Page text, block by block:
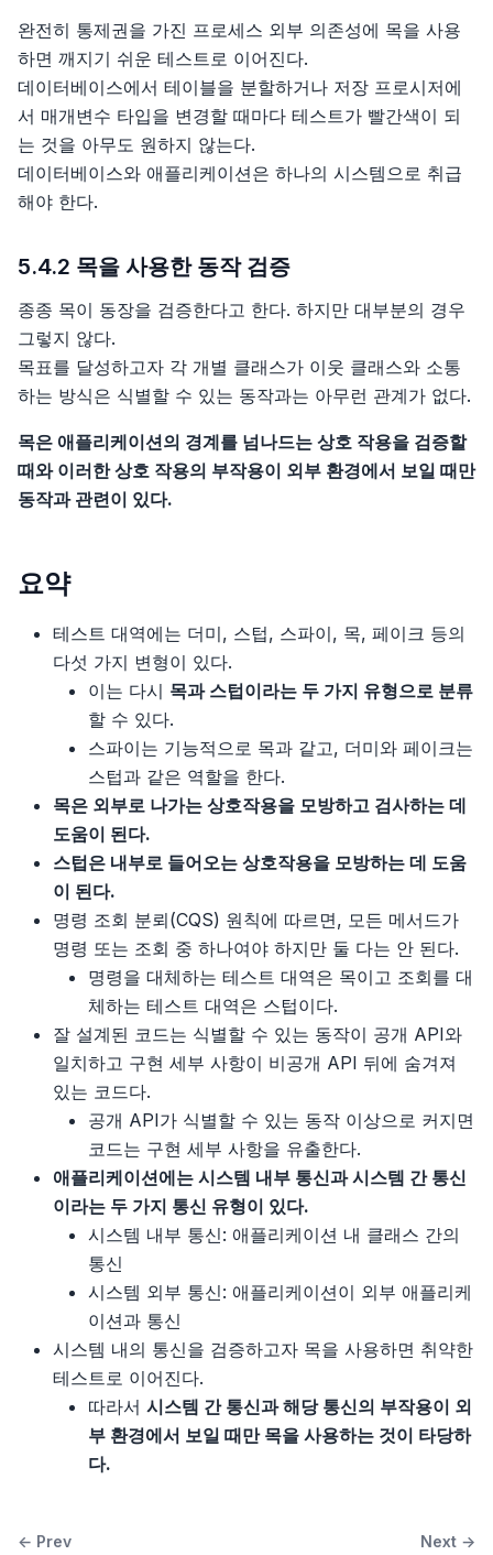
완전히 통제권을 가진 프로세스 외부 의존성에 목을 사용
하면 깨지기 쉬운 테스트로 이어진다.
데이터베이스에서 테이블을 분할하거나 저장 프로시저에
서 매개변수 타입을 변경할 때마다 테스트가 빨간색이 되
는 것을 아무도 원하지 않는다.
데이터베이스와 애플리케이션은 하나의 시스템으로 취급
해야 한다.
5.4.2 목을 사용한 동작 검증
종종 목이 동장을 검증한다고 한다. 하지만 대부분의 경우
그렇지 않다.
목표를 달성하고자 각 개별 클래스가 이웃 클래스와 소통
하는 방식은 식별할 수 있는 동작과는 아무런 관계가 없다.
목은 애플리케이션의 경계를 넘나드는 상호 작용을 검증할
때와 이러한 상호 작용의 부작용이 외부 환경에서 보일 때만
동작과 관련이 있다.
요약
테스트 대역에는 더미, 스텁, 스파이, 목, 페이크 등의
다섯 가지 변형이 있다.
이는 다시 목과 스텁이라는 두 가지 유형으로 분류
할 수 있다.
스파이는 기능적으로 목과 같고, 더미와 페이크는
스텁과 같은 역할을 한다.
목은 외부로 나가는 상호작용을 모방하고 검사하는 데
도움이 된다.
스텁은 내부로 들어오는 상호작용을 모방하는 데 도움
이 된다.
명령 조회 분뢰(CQS) 원칙에 따르면, 모든 메서드가
명령 또는 조회 중 하나여야 하지만 둘 다는 안 된다.
명령을 대체하는 테스트 대역은 목이고 조회를 대
체하는 테스트 대역은 스텁이다.
잘 설계된 코드는 식별할 수 있는 동작이 공개 API와
일치하고 구현 세부 사항이 비공개 API 뒤에 숨겨져
있는 코드다.
공개 API가 식별할 수 있는 동작 이상으로 커지면
코드는 구현 세부 사항을 유출한다.
애플리케이션에는 시스템 내부 통신과 시스템 간 통신
이라는 두 가지 통신 유형이 있다.
시스템 내부 통신: 애플리케이션 내 클래스 간의
통신
시스템 외부 통신: 애플리케이션이 외부 애플리케
이션과 통신
시스템 내의 통신을 검증하고자 목을 사용하면 취약한
테스트로 이어진다.
따라서 시스템 간 통신과 해당 통신의 부작용이 외
부 환경에서 보일 때만 목을 사용하는 것이 타당하
다.
← Prev Next →